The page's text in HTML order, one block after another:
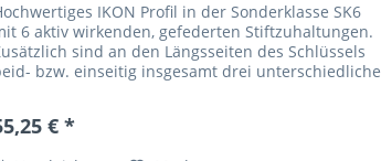
IKON Profil in der Sonderklasse SK6
6 aktiv wirkenden, gefederten Stiftzuhaltungen.
sind an den Längsseiten des Schlüssels
bzw. einseitig insgesamt drei unterschiedliche
€ *